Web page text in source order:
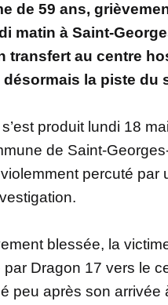
de 59 ans,
matin à Saint-
transfert au centre
la piste du
produit lundi 18
de Saint-
percuté
blessée, la
par Dragon 17 vers le
peu après son arrivée